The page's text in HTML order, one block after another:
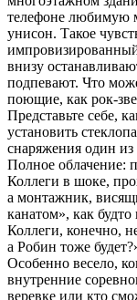
телефоне любимую
унисон. Такое
внизу
подпевают. Что
поющие, как рок-
Представьте себе,
установить
снаряжения один из
Полное облачение:
Коллеги в шоке,
а монтажник,
канатом», как будто
Коллеги, конечно,
а Робин тоже
Особенно весело,
внутренние
веревке или кто